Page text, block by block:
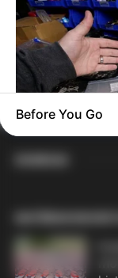
no
Before You Go